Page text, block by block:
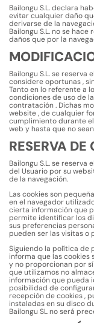
Bailongu S.L. declara
evitar cualquier daño
derivarse de la
Bailongu S.L. no se
daños que por la
Bailongu S.L. se
considere oportunas ,
Tanto en lo referente a
condiciones de uso de
contratación . Dichas
website , de cualquier
cumplimiento durante
web y hasta que no
RESERVA DE
Bailongu S.L. se
del Usuario por su
de la navegación.
Las cookies son
en el navegador
cierta información que
permite identificar los
sus preferencias
pueden ser las visitas o
Siguiendo la política de
informa que las cookies
y no proporcionan por
que utilizamos no
información que pueda
posibilidad de
recepción de cookies ,
instaladas en su disco
Bailongu SL no será